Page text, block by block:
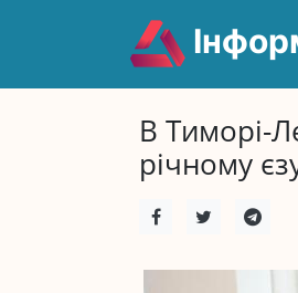
В Тиморі-
річному